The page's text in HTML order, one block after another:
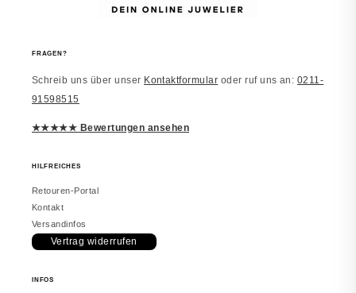
Richtig schön
Macht einen edlen Eindruck. Trage es
vor 2 Monaten
FRAGEN?
Schreib uns über unser Kontaktformular oder ruf uns an: 0211-
91598515
★★★★★ Bewertungen ansehen
HILFREICHES
Retouren-Portal
Kontakt
Versandinfos
Vertrag widerrufen
INFOS